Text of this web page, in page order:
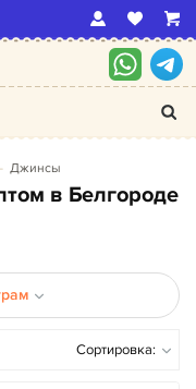
Джинсы
в Белгороде
Сортировка: